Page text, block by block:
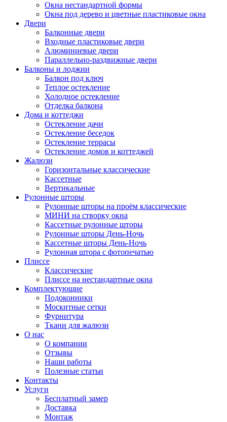
Окна нестандартной формы
Окна под дерево и цветные пластиковые окна
Двери
Балконные двери
Входные пластиковые двери
Алюминиевые двери
Параллельно-раздвижные двери
Балконы и лоджии
Балкон под ключ
Теплое остекление
Холодное остекление
Отделка балкона
Дома и коттеджи
Остекление дачи
Остекление беседок
Остекление террасы
Остекление домов и коттеджей
Жалюзи
Горизонтальные классические
Кассетные
Вертикальные
Рулонные шторы
Рулонные шторы на проём классические
МИНИ на створку окна
Кассетные рулонные шторы
Рулонные шторы День-Ночь
Кассетные шторы День-Ночь
Рулонная штора с фотопечатью
Плиссе
Классические
Плиссе на нестандартные окна
Комплектующие
Подоконники
Москитные сетки
Фурнитура
Ткани для жалюзи
О нас
О компании
Отзывы
Наши работы
Полезные статьи
Контакты
Услуги
Бесплатный замер
Доставка
Монтаж